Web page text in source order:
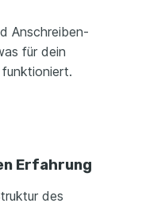
Anschreiben-
für dein
funktioniert.
Erfahrung
des